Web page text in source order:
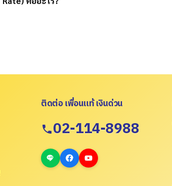
ติดต่อ เพื่อนแท้ เงินด่วน
02-114-8988